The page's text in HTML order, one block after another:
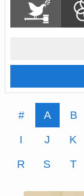
# A B
I
J K
R
S T